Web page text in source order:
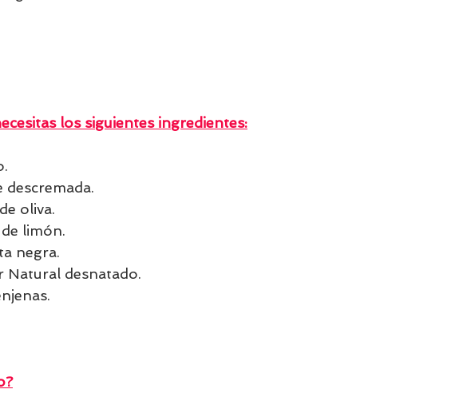
los siguientes ingredientes:
descremada.
oliva.
limón.
negra.
Natural desnatado.